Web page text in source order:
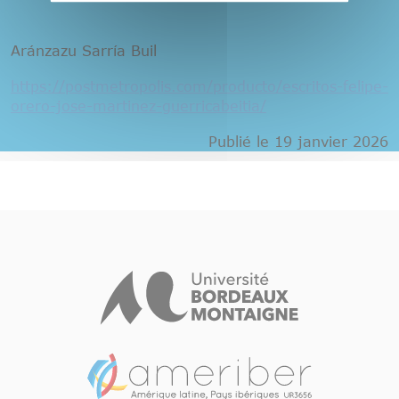
Aránzazu Sarría Buil
Publié le 19 janvier 2026